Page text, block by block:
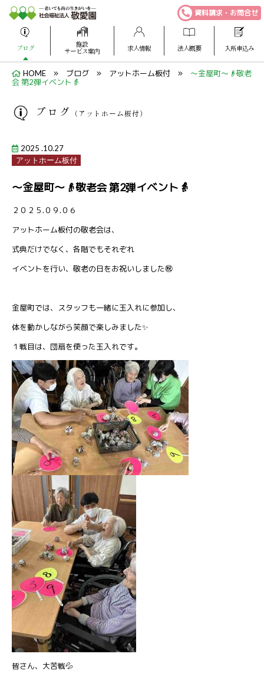
ブログ
施設
サービス案内
求人情報 法人概要 入所申込み
資料請求・お問合せ
HOME ブログ アットホーム板付
～金屋町～👴敬老
会 第2弾イベント👵
ブログ （アットホーム板付）
2025 .10.27
アットホーム板付
～金屋町～👴敬老会 第2弾イベント👵
２０２５.０９.０６
アットホーム板付の敬老会は、
式典だけでなく、各階でもそれぞれ
イベントを行い、敬老の日をお祝いしました㊗
金屋町では、スタッフも一緒に玉入れに参加し、
体を動かしながら笑顔で楽しみました✨
１戦目は、団扇を使った玉入れです。
皆さん、大苦戦💦